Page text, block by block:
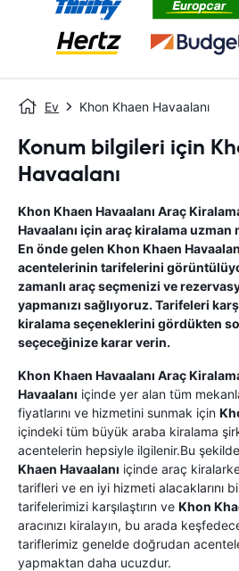
Ev Khon Khaen Havaalanı
Konum bilgileri için
Havaalanı
Khon Khaen Havaalanı Araç
Havaalanı için araç kiralama uzman
En önde gelen Khon Khaen
acentelerinin tarifelerini
zamanlı araç seçmenizi ve
yapmanızı sağlıyoruz. Tarifeleri
kiralama seçeneklerini gördükten
seçeceğinize karar verin.
Khon Khaen Havaalanı Araç
Havaalanı içinde yer alan tüm
fiyatlarını ve hizmetini sunmak için
içindeki tüm büyük araba kiralama
acentelerin hepsiyle ilgilenir.Bu
Khaen Havaalanı içinde araç
tarifleri ve en iyi hizmeti alacaklarını
tarifelerimizi karşılaştırın ve Khon
aracınızı kiralayın, bu arada
tariflerimiz genelde doğrudan
yapmaktan daha ucuzdur.